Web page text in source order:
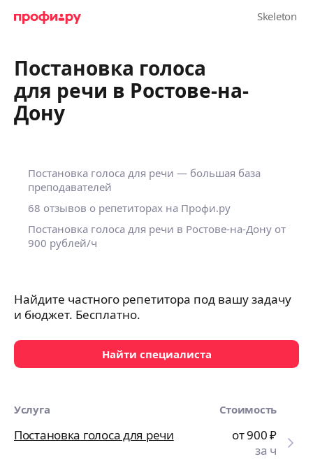
Постановка голоса
для речи в Ростове-на-
Дону
Постановка голоса для речи — большая база
преподавателей
68 отзывов о репетиторах на Профи.ру
Постановка голоса для речи в Ростове-на-Дону от
900 рублей/ч
Найдите частного репетитора под вашу задачу
и бюджет. Бесплатно.
Найти специалиста
Услуга Стоимость
Постановка голоса для речи от 900₽
за ч